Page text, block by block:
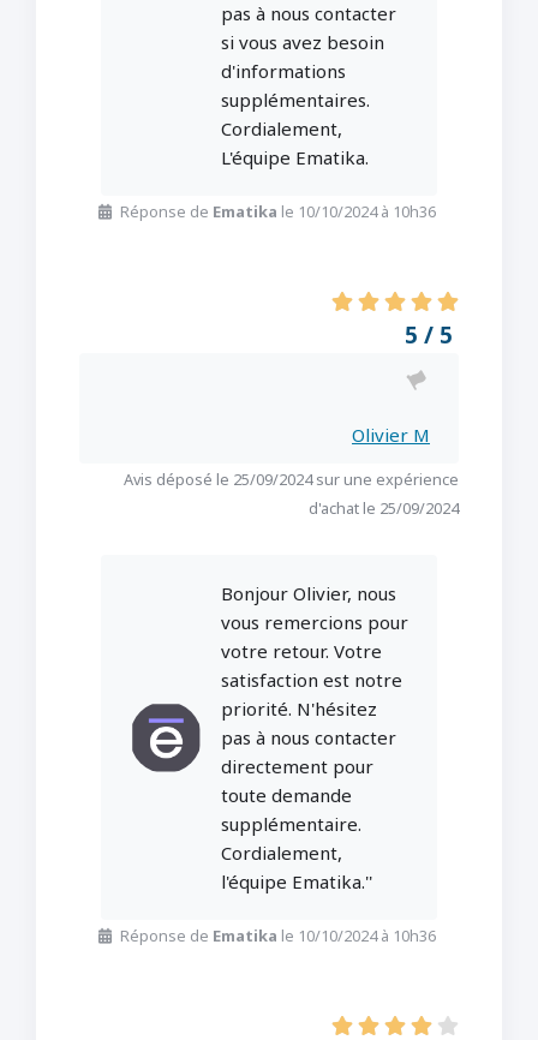
pas à nous contacter
si vous avez besoin
d'informations
supplémentaires.
Cordialement,
L'équipe Ematika.
Réponse de Ematika le 10/10/2024 à 10h36
5 / 5
Olivier M
Avis déposé le 25/09/2024 sur une expérience
d'achat le 25/09/2024
Bonjour Olivier, nous
vous remercions pour
votre retour. Votre
satisfaction est notre
priorité. N'hésitez
pas à nous contacter
directement pour
toute demande
supplémentaire.
Cordialement,
l'équipe Ematika.''
Réponse de Ematika le 10/10/2024 à 10h36